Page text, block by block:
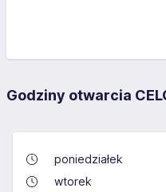
Godziny otwarcia
poniedziałek
wtorek